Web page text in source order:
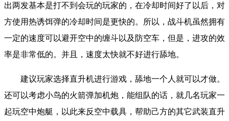
出两发基本是打不到会玩的玩家的，在冷却时间好了以后，对
方使用热诱饵弹的冷却时间是更快的。所以，战斗机虽然拥有
一定的速度可以避开空中的缠斗以及防空车，但是，进攻的效
率是非常低的。并且，速度太快就不好进行舔地。
建议玩家选择直升机进行游戏，舔地一个人就可以才做。
还可以考虑小鸟的火箭弹加机炮，能组队的话，就几名玩家一
起玩空中炮艇，以此来反空中载具，帮助己方的其它武装直升